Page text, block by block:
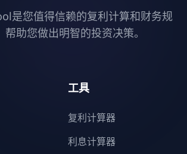
是您值得信赖的复利计算和财务规
帮助您做出明智的投资决策。
工具
复利计算器
利息计算器